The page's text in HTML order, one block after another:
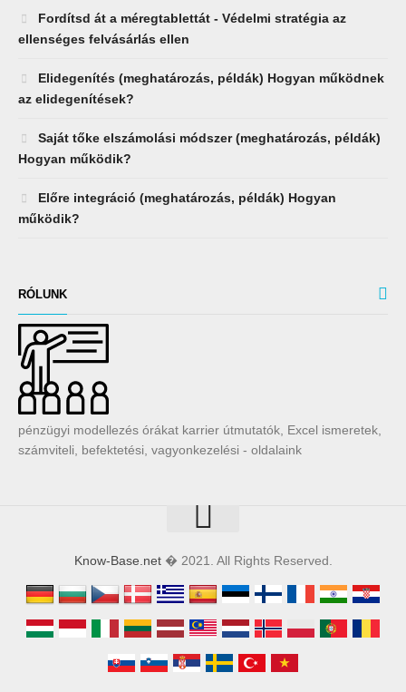
Fordítsd át a méregtablettát - Védelmi stratégia az
ellenséges felvásárlás ellen
Elidegenítés (meghatározás, példák) Hogyan működnek
az elidegenítések?
Saját tőke elszámolási módszer (meghatározás, példák)
Hogyan működik?
Előre integráció (meghatározás, példák) Hogyan
működik?
RÓLUNK
pénzügyi modellezés órákat karrier útmutatók, Excel ismeretek,
számviteli, befektetési, vagyonkezelési - oldalaink
Know-Base.net� 2021. All Rights Reserved.